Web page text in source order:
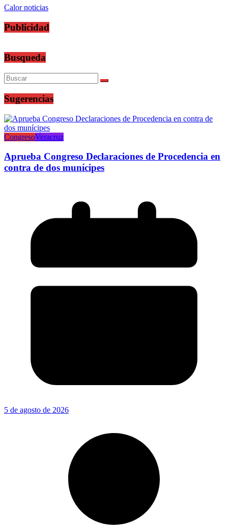
Calor noticias
Publicidad
Busqueda
Sugerencias
CongresoVeracruz
Aprueba Congreso Declaraciones de Procedencia en
contra de dos munícipes
5 de agosto de 2026